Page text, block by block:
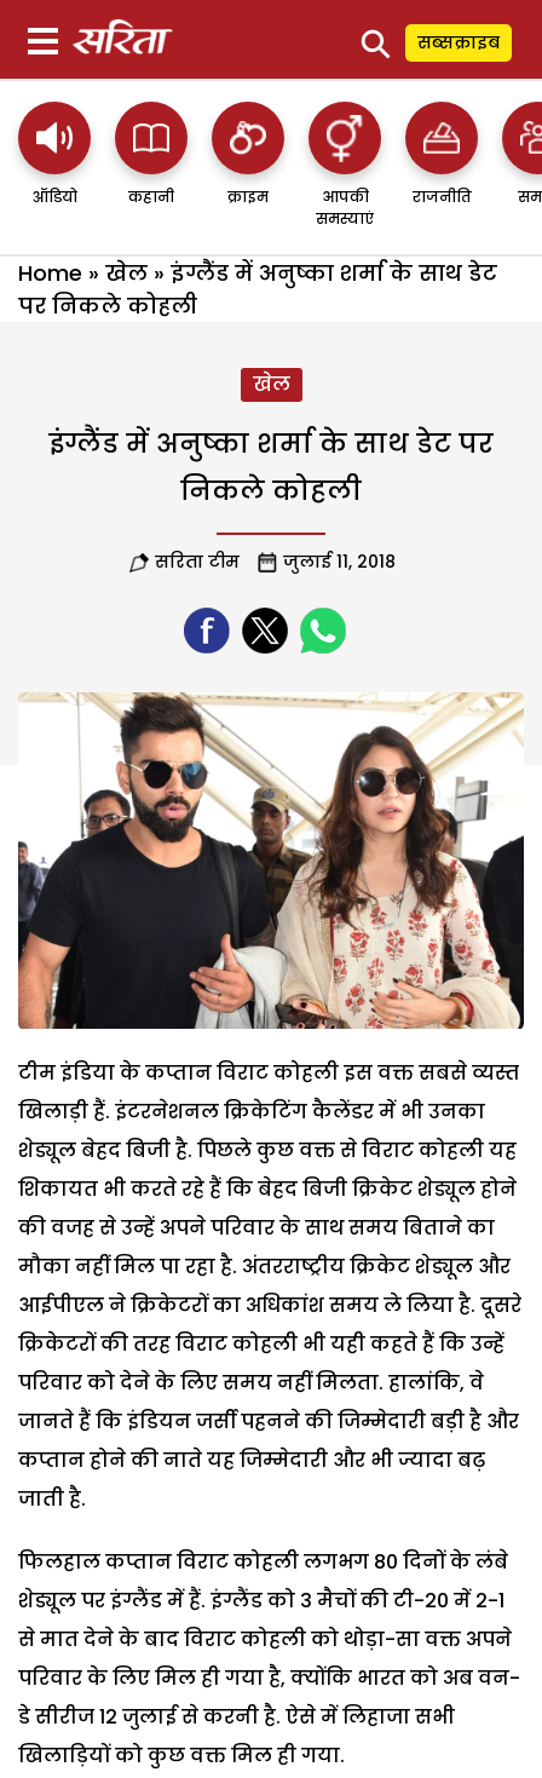
⚲ सब्सक्राइब
ऑडियो कहानी क्राइम
आपकी
समस्याएं
राजनीति
Home » खेल » इंग्लैंड में अनुष्का शर्मा के साथ डेट
पर निकले कोहली
खेल
इंग्लैंड में अनुष्का शर्मा के साथ डेट पर
निकले कोहली
सरिता टीम जुलाई 11, 2018
टीम इंडिया के कप्तान विराट कोहली इस वक्त सबसे व्यस्त
खिलाड़ी हैं. इंटरनेशनल क्रिकेटिंग कैलेंडर में भी उनका
शेड्यूल बेहद बिजी है. पिछले कुछ वक्त से विराट कोहली यह
शिकायत भी करते रहे हैं कि बेहद बिजी क्रिकेट शेड्यूल होने
की वजह से उन्हें अपने परिवार के साथ समय बिताने का
मौका नहीं मिल पा रहा है. अंतरराष्ट्रीय क्रिकेट शेड्यूल और
आईपीएल ने क्रिकेटरों का अधिकांश समय ले लिया है. दूसरे
क्रिकेटरों की तरह विराट कोहली भी यही कहते हैं कि उन्हें
परिवार को देने के लिए समय नहीं मिलता. हालांकि, वे
जानते हैं कि इंडियन जर्सी पहनने की जिम्मेदारी बड़ी है और
कप्तान होने की नाते यह जिम्मेदारी और भी ज्यादा बढ़
जाती है.
फिलहाल कप्तान विराट कोहली लगभग 80 दिनों के लंबे
शेड्यूल पर इंग्लैंड में हैं. इंग्लैंड को 3 मैचों की टी-20 में 2-1
से मात देने के बाद विराट कोहली को थोड़ा-सा वक्त अपने
परिवार के लिए मिल ही गया है, क्योंकि भारत को अब वन-
डे सीरीज 12 जुलाई से करनी है. ऐसे में लिहाजा सभी
खिलाड़ियों को कुछ वक्त मिल ही गया.